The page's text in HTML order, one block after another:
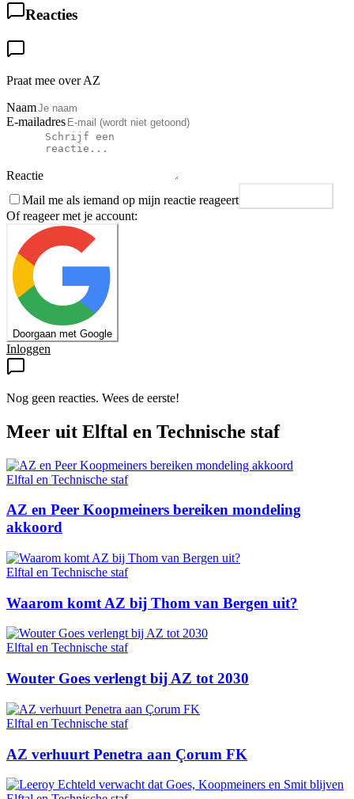
Reacties
Praat mee over AZ
Naam
E-mailadres
Reactie
Mail me als iemand op mijn reactie reageert
Of reageer met je account:
Doorgaan met Google
Inloggen
Nog geen reacties. Wees de eerste!
Meer uit Elftal en Technische staf
Elftal en Technische staf
AZ en Peer Koopmeiners bereiken mondeling
akkoord
Elftal en Technische staf
Waarom komt AZ bij Thom van Bergen uit?
Elftal en Technische staf
Wouter Goes verlengt bij AZ tot 2030
Elftal en Technische staf
AZ verhuurt Penetra aan Çorum FK